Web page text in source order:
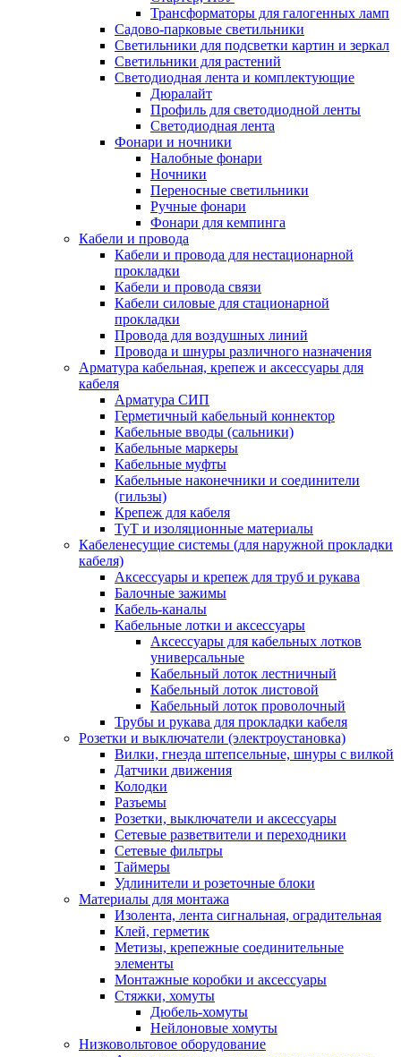
Трансформаторы для галогенных ламп
Садово-парковые светильники
Светильники для подсветки картин и зеркал
Светильники для растений
Светодиодная лента и комплектующие
Дюралайт
Профиль для светодиодной ленты
Светодиодная лента
Фонари и ночники
Налобные фонари
Ночники
Переносные светильники
Ручные фонари
Фонари для кемпинга
Кабели и провода
Кабели и провода для нестационарной
прокладки
Кабели и провода связи
Кабели силовые для стационарной
прокладки
Провода для воздушных линий
Провода и шнуры различного назначения
Арматура кабельная, крепеж и аксессуары для
кабеля
Арматура СИП
Герметичный кабельный коннектор
Кабельные вводы (сальники)
Кабельные маркеры
Кабельные муфты
Кабельные наконечники и соединители
(гильзы)
Крепеж для кабеля
ТуТ и изоляционные материалы
Кабеленесущие системы (для наружной прокладки
кабеля)
Аксессуары и крепеж для труб и рукава
Балочные зажимы
Кабель-каналы
Кабельные лотки и аксессуары
Аксессуары для кабельных лотков
универсальные
Кабельный лоток лестничный
Кабельный лоток листовой
Кабельный лоток проволочный
Трубы и рукава для прокладки кабеля
Розетки и выключатели (электроустановка)
Вилки, гнезда штепсельные, шнуры с вилкой
Датчики движения
Колодки
Разъемы
Розетки, выключатели и аксессуары
Сетевые разветвители и переходники
Сетевые фильтры
Таймеры
Удлинители и розеточные блоки
Материалы для монтажа
Изолента, лента сигнальная, оградительная
Клей, герметик
Метизы, крепежные соединительные
элементы
Монтажные коробки и аксессуары
Стяжки, хомуты
Дюбель-хомуты
Нейлоновые хомуты
Низковольтовое оборудование